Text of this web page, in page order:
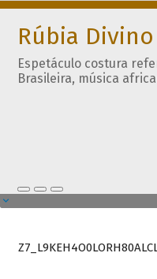
Rúbia Divino
Espetáculo costura
Brasileira, música